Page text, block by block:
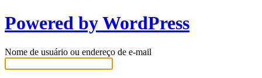
Powered by WordPress
Nome de usuário ou endereço de e-mail